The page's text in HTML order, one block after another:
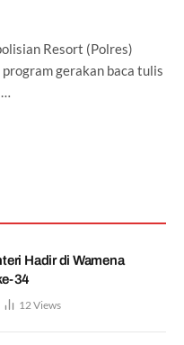
Resort (Polres)
gerakan baca tulis
Hadir di Wamena
34
12 Views